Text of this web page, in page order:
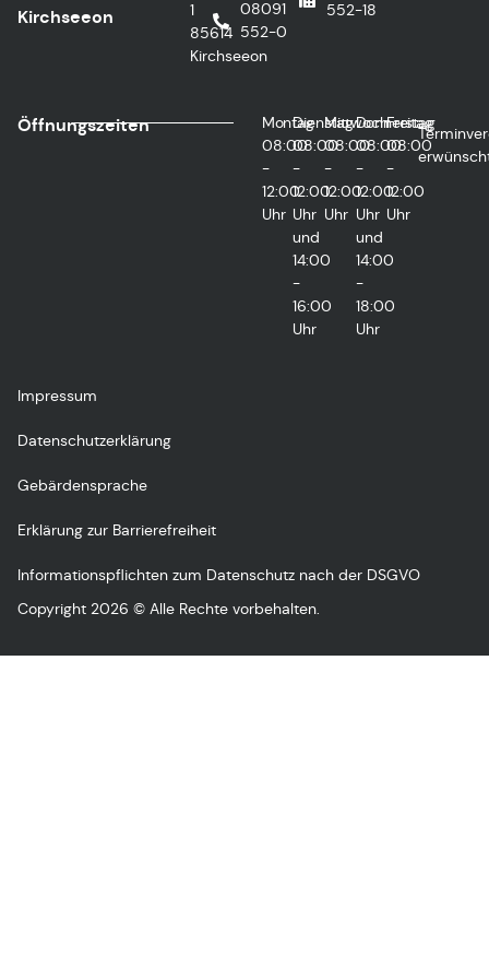
Kirchseeon
1
85614
Kirchseeon
08091
552-0
552-18
Öffnungszeiten
Montag
08:00
-
12:00
Uhr
Dienstag
08:00
-
12:00
Uhr
und
14:00
-
16:00
Uhr
Mittwoch
08:00
-
12:00
Uhr
Donnerstag
08:00
-
12:00
Uhr
und
14:00
-
18:00
Uhr
Freitag
08:00
-
12:00
Uhr
Impressum
Datenschutzerklärung
Gebärdensprache
Erklärung zur Barrierefreiheit
Informationspflichten zum Datenschutz nach der DSGVO
Copyright 2026 © Alle Rechte vorbehalten.